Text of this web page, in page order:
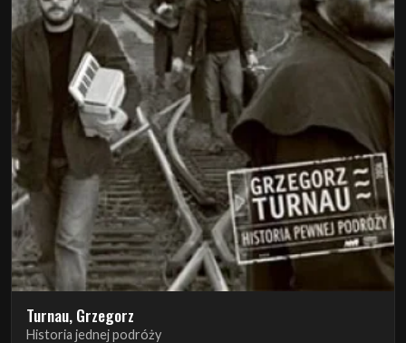
Turnau, Grzegorz
Historia jednej podróży